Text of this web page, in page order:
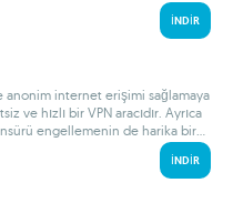
İNDIR
anonim internet erişimi sağlamaya
ve hızlı bir VPN aracıdır. Ayrıca
engellemenin de harika bir...
İNDIR